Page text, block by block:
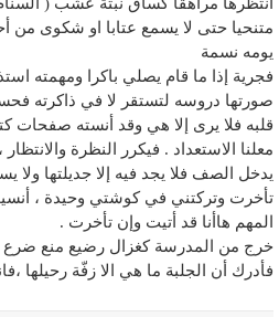
متنحيا حتى لا يسمع عتابا او شكوى من
يومه نسمة
فجرية إذا ما قام يصلي باكرا ومهمته
صورتها دروسه لتستقر لا في ذاكرته
قلبه فلا يرى إلا هي وقد أنسته صفحات
معلنا الاستعداد . فيكرر النظرة والانتظار ،
يدخل الصف فلا يجد فيه إلا جديلتها
تأخرت وتركتني في كوشتي وحيدة ،
المهم هاأنا قد أتيت وإن تأخرت .
خرج من المدرسة كغزال رضيع منع ضرع
فأدرك أن الجلبة ما هي الا زفّة رحيلها